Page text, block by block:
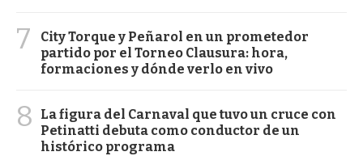
7
City Torque y Peñarol en un prometedor
partido por el Torneo Clausura: hora,
formaciones y dónde verlo en vivo
8
La figura del Carnaval que tuvo un cruce con
Petinatti debuta como conductor de un
histórico programa